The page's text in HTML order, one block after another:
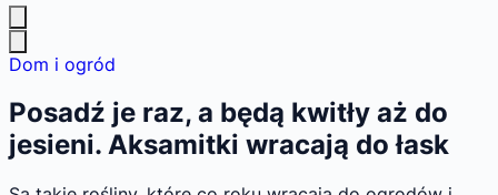
Dom i ogród
Posadź je raz, a będą kwitły aż do
jesieni. Aksamitki wracają do łask